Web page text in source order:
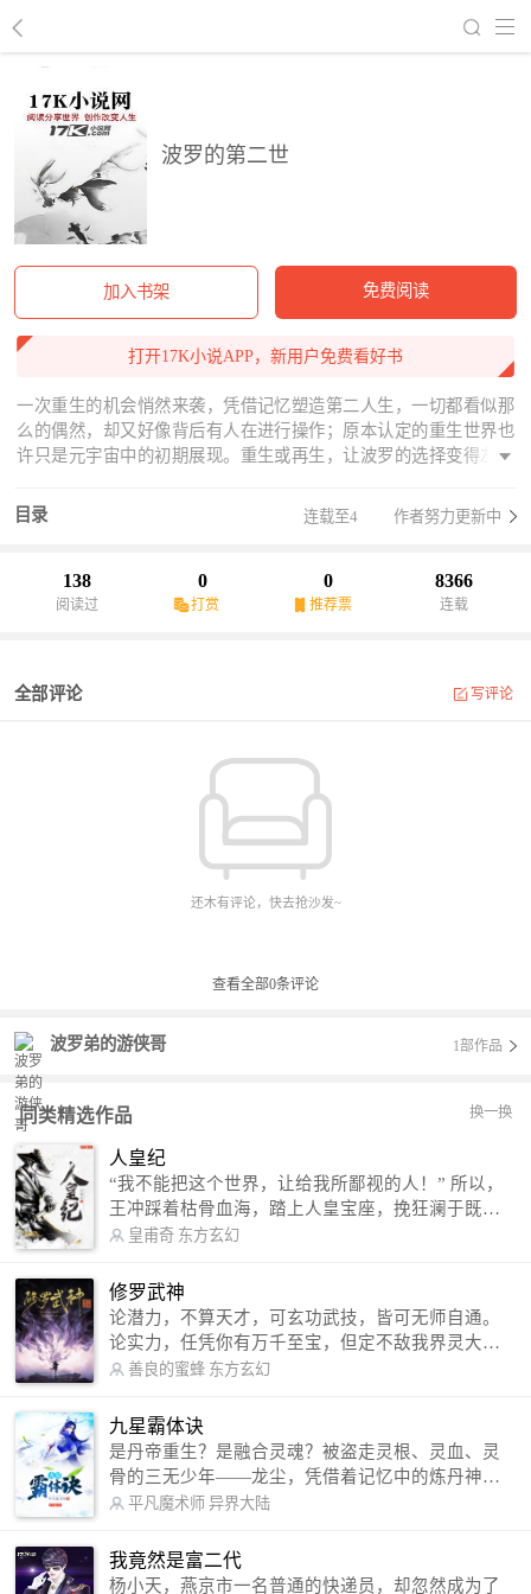
波罗的第二世
加入书架 免费阅读
打开17K小说APP，新用户免费看好书
一次重生的机会悄然来袭，凭借记忆塑造第二人生，一切都看似那
么的偶然，却又好像背后有人在进行操作；原本认定的重生世界也
许只是元宇宙中的初期展现。重生或再生，让波罗的选择变得左右
亿万富翁呢？打开波罗的尘封记忆，还原一段属于波罗的人生世
界，回过头突然发现，一切都是假象，不过是虚无的梦，虚无的元
目录 连载至4 作者努力更新中
138
阅读过
0
打赏
0
推荐票
8366
连载
全部评论 写评论
还木有评论，快去抢沙发~
查看全部0条评论
波罗弟的游侠哥 1部作品
同类精选作品 换一换
人皇纪
“我不能把这个世界，让给我所鄙视的人！” 所以，
王冲踩着枯骨血海，踏上人皇宝座，挽狂澜于既
倒，扶大厦之将倾，成就了一段无上的传说！ 微信
微博：皇甫奇（地址：http://weibo.com/u/25284575
87） QQ交流群：320238210【普通群】 574501330
【VIP订阅群】 欢迎大家关注。
皇甫奇 东方玄幻
修罗武神
论潜力，不算天才，可玄功武技，皆可无师自通。
论实力，任凭你有万千至宝，但定不敌我界灵大
军。 我是谁？天下众生视我为修罗，却不知，我以
信公众号：善良的蜜蜂后援会）
善良的蜜蜂 东方玄幻
九星霸体诀
是丹帝重生？是融合灵魂？被盗走灵根、灵血、灵
骨的三无少年——龙尘，凭借着记忆中的炼丹神
术，修行神秘功法九星霸体诀，拨开重重迷雾，解
勾搭各色美女，镇压恶鬼邪神。 江湖传闻：龙
尘一到，地吼天啸。龙尘一出，鬼泣神哭。 本
平凡魔术师 异界大陆
我竟然是富二代
杨小天，燕京市一名普通的快递员，却忽然成为了